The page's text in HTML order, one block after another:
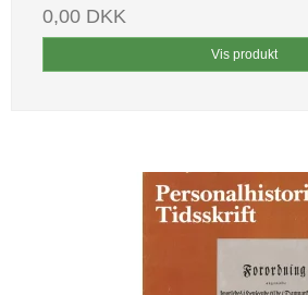
0,00 DKK
Vis produkt